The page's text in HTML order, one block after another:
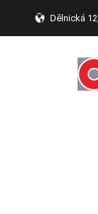
Dělnická